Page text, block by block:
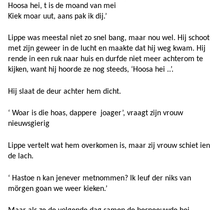
Hoosa hei, t is de moand van mei
Kiek moar uut, aans pak ik dij.’
Lippe was meestal niet zo snel bang, maar nou wel. Hij schoot
met zijn geweer in de lucht en maakte dat hij weg kwam. Hij
rende in een ruk naar huis en durfde niet meer achterom te
kijken, want hij hoorde ze nog steeds, ‘Hoosa hei ..’.
Hij slaat de deur achter hem dicht.
‘ Woar is die hoas, dappere joager’, vraagt zijn vrouw
nieuwsgierig
Lippe vertelt wat hem overkomen is, maar zij vrouw schiet ien
de lach.
‘ Hastoe n kan jenever metnommen? Ik leuf der niks van
mörgen goan we weer kieken.’